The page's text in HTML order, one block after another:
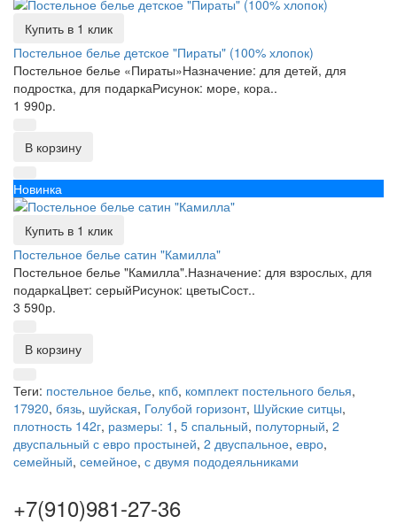
Купить в 1 клик
Постельное белье детское "Пираты" (100% хлопок)
Постельное белье «Пираты»Назначение: для детей, для
подростка, для подаркаРисунок: море, кора..
1 990р.
В корзину
Новинка
Купить в 1 клик
Постельное белье сатин "Камилла"
Постельное белье "Камилла".Назначение: для взрослых, для
подаркаЦвет: серыйРисунок: цветыСост..
3 590р.
В корзину
Теги: постельное белье, кпб, комплект постельного белья,
17920, бязь, шуйская, Голубой горизонт, Шуйские ситцы,
плотность 142г, размеры: 1 , 5 спальный, полуторный, 2
двуспальный с евро простыней, 2 двуспальное, евро,
семейный, семейное, с двумя пододеяльниками
+7(910)981-27-36